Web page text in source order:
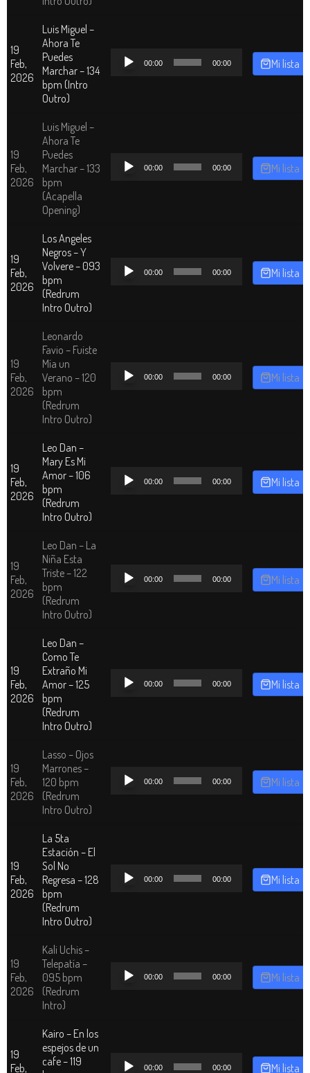
19
Feb,
2026
Luis Miguel –
Ahora Te
Puedes
Marchar – 134
bpm (Intro
Outro)
Reproductor
00:00 00:00 Mi lista
19
Feb,
2026
Luis Miguel –
Ahora Te
Puedes
Marchar – 133
bpm
(Acapella
Opening)
Reproductor
00:00 00:00 Mi lista
19
Feb,
2026
Los Angeles
Negros – Y
Volvere – 093
bpm
(Redrum
Intro Outro)
Reproductor
00:00 00:00 Mi lista
19
Feb,
2026
Leonardo
Favio – Fuiste
Mía un
Verano – 120
bpm
(Redrum
Intro Outro)
Reproductor
00:00 00:00 Mi lista
19
Feb,
2026
Leo Dan –
Mary Es Mi
Amor – 106
bpm
(Redrum
Intro Outro)
Reproductor
00:00 00:00 Mi lista
19
Feb,
2026
Leo Dan – La
Niña Esta
Triste – 122
bpm
(Redrum
Intro Outro)
Reproductor
00:00 00:00 Mi lista
19
Feb,
2026
Leo Dan –
Como Te
Extraño Mi
Amor – 125
bpm
(Redrum
Intro Outro)
Reproductor
00:00 00:00 Mi lista
19
Feb,
2026
Lasso – Ojos
Marrones –
120 bpm
(Redrum
Intro Outro)
Reproductor
00:00 00:00 Mi lista
19
Feb,
2026
La 5ta
Estación – El
Sol No
Regresa – 128
bpm
(Redrum
Intro Outro)
Reproductor
00:00 00:00 Mi lista
19
Feb,
2026
Kali Uchis –
Telepatía –
095 bpm
(Redrum
Intro)
Reproductor
00:00 00:00 Mi lista
19
Feb,
Kairo – En los
espejos de un
cafe – 119
Reproductor
00:00 00:00 Mi lista